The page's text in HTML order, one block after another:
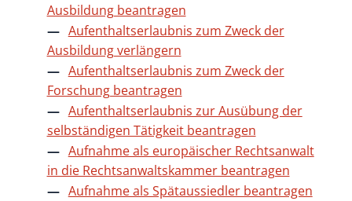
Ausbildung beantragen
Aufenthaltserlaubnis zum Zweck der
Ausbildung verlängern
Aufenthaltserlaubnis zum Zweck der
Forschung beantragen
Aufenthaltserlaubnis zur Ausübung der
selbständigen Tätigkeit beantragen
Aufnahme als europäischer Rechtsanwalt
in die Rechtsanwaltskammer beantragen
Aufnahme als Spätaussiedler beantragen